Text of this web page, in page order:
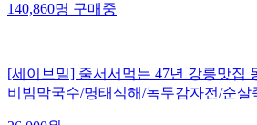
140,860명 구매중
[세이브밀] 줄서서먹는 47년 강릉맛집
비빔막국수/명태식해/녹두감자전/순살